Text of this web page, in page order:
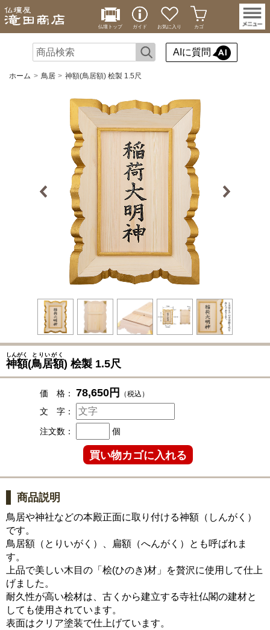
仏壇トップ ガイド お気に入り カゴ
AIに質問
ホーム 鳥居 神額(鳥居額) 桧製 1.5尺
神額
しんがく
(鳥居額
とりいがく
) 桧製 1.5尺
価 格： 78,650円 （税込）
文 字：
注文数： 個
商品説明
鳥居や神社などの本殿正面に取り付ける神額（しんがく）
です。
鳥居額（とりいがく）、扁額（へんがく）とも呼ばれま
す。
上品で美しい木目の「桧(ひのき)材」を贅沢に使用して仕上
げました。
耐久性が高い桧材は、古くから建立する寺社仏閣の建材と
しても使用されています。
表面はクリア塗装で仕上げています。